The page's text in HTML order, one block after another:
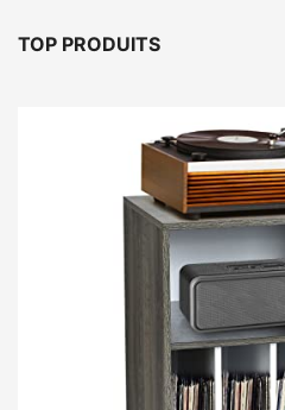
TOP PRODUITS